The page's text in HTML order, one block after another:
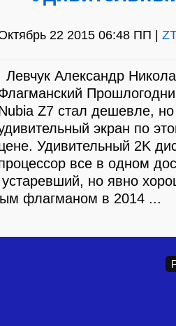
22 2015 06:48 ПП |
Левчук Александр
Z7 стал дешевле, но
экран по
Удивительный 2K
все в одном
но явно
флагманом в 2014 ...